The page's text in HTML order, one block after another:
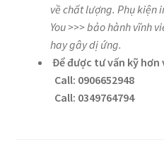
về chất lượng. Phụ kiện
You>>> bảo hành vĩnh
hay gây dị ứng.
Để được tư vấn kỹ
Call: 0906652948
Call: 0349764794